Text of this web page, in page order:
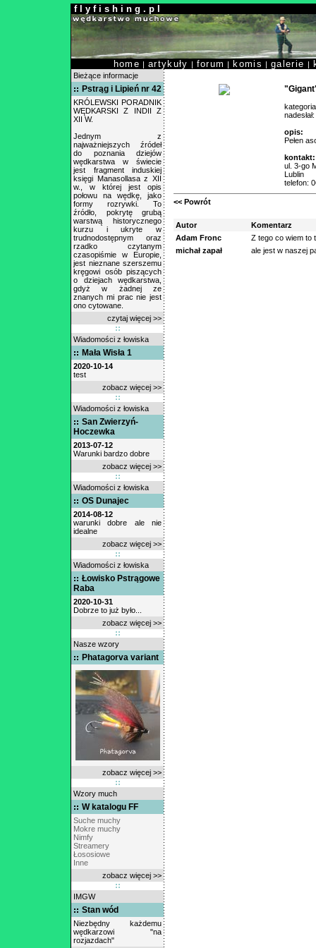
f l y f i s h i n g . p l
home |artykuły | forum | komis |galerie |
Bieżące informacje
Pstrąg i Lipień nr 42
KRÓLEWSKI PORADNIK
WĘDKARSKI Z INDII Z
XII W.
Jednym z
najważniejszych źródeł
do poznania dziejów
wędkarstwa w świecie
jest fragment induskiej
księgi Manasollasa z XII
w., w której jest opis
połowu na wędkę, jako
formy rozrywki. To
źródło, pokrytę grubą
warstwą historycznego
kurzu i ukryte w
trudnodostępnym oraz
rzadko czytanym
czasopiśmie w Europie,
jest nieznane szerszemu
kręgowi osób piszących
o dziejach wędkarstwa,
gdyż w żadnej ze
znanych mi prac nie jest
ono cytowane.
czytaj więcej >>
Wiadomości z łowiska
Mała Wisła 1
2020-10-14
test
zobacz więcej >>
Wiadomości z łowiska
San Zwierzyń-
Hoczewka
2013-07-12
Warunki bardzo dobre
zobacz więcej >>
Wiadomości z łowiska
OS Dunajec
2014-08-12
warunki dobre ale nie
idealne
zobacz więcej >>
Wiadomości z łowiska
Łowisko Pstrągowe
Raba
2020-10-31
Dobrze to już było...
zobacz więcej >>
Nasze wzory
Phatagorva variant
zobacz więcej >>
Wzory much
W katalogu FF
Suche muchy
Mokre muchy
Nimfy
Streamery
Łososiowe
Inne
zobacz więcej >>
IMGW
Stan wód
Niezbędny każdemu
wędkarzowi "na
rozjazdach"
nadesłał:
opis:
Pełen
kontakt:
ul. 3-go
Lublin
telefon:
<< Powrót
Autor
Komentarz
Adam Fronc
Z tego co wiem to
michał zapał
ale jest w naszej